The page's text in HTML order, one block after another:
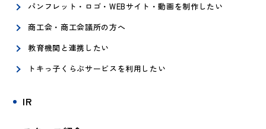
パンフレット・ロゴ・WEBサイト・動画を制作したい
商工会・商工会議所の方へ
教育機関と連携したい
トキっ子くらぶサービスを利用したい
IR